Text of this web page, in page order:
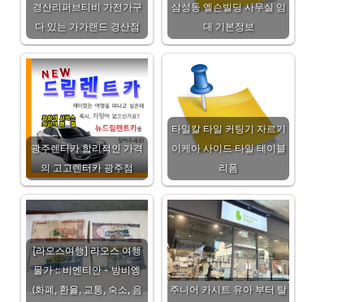
경산리퍼브티비 가전가구
다 있는 가가랜드 경산점
삼성동 엘슨빌딩 사무실 임
대 기본정보
광주렌터카 합리적인 가격
의 고고렌터카 광주점
타일칼 타일 커팅기 자르기
이케아 사이드 타일 테이블
리폼
[라오스여행] 라오스 여행
물가 :: 비엔티안 - 방비엥
(화폐, 환율, 교통, 숙소, 음
주니어 카시트 유아 부터 탈